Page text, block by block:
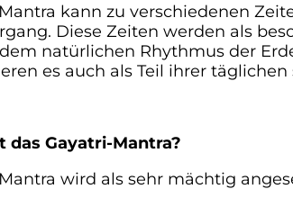
kann zu verschiedenen
Diese Zeiten werden als
natürlichen Rhythmus der
es auch als Teil ihrer
das Gayatri-Mantra?
wird als sehr mächtig